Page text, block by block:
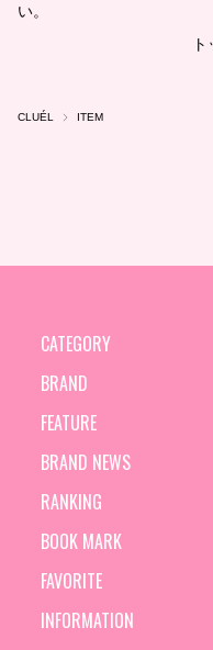
い。
CLUÉL ITEM
CATEGORY
BRAND
FEATURE
BRAND NEWS
RANKING
BOOK MARK
FAVORITE
INFORMATION